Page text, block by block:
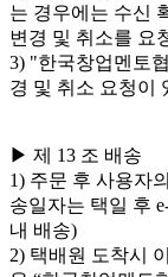
는 경우에는 수신
변경 및 취소를 요
3) "한국창업멘토
경 및 취소 요청이
▶ 제 13 조 배송
1) 주문 후 사용자
송일자는 택일 후
내 배송)
2) 택배원 도착시